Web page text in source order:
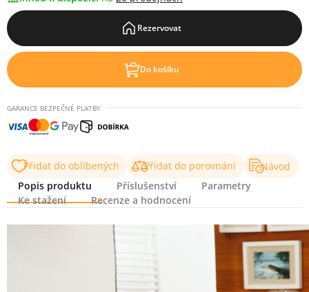
Rezervovat
Do košíku
GARANCE BEZPEČNÉ PLATBY
Přidat do oblíbených Přidat do porovnání
Návod
Popis produktu
Příslušenství
Parametry
Ke stažení
Recenze a hodnocení